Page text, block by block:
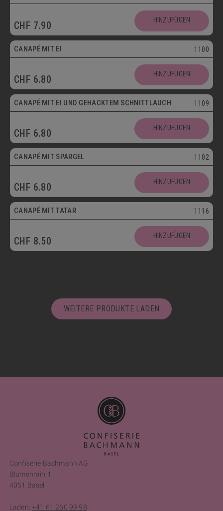
CHF 7.90 HINZUFÜGEN
Vegetarisch
CANAPÉ MIT EI 1100
CHF 6.80 HINZUFÜGEN
Vegetarisch
CANAPÉ MIT EI UND GEHACKTEM SCHNITTLAUCH 1109
CHF 6.80 HINZUFÜGEN
CANAPÉ MIT SPARGEL 1102
CHF 6.80 HINZUFÜGEN
CANAPÉ MIT TATAR 1116
CHF 8.50 HINZUFÜGEN
WEITERE PRODUKTE LADEN
Confiserie Bachmann AG
Blumenrain 1
4051 Basel
Laden:+41 61 260 99 98